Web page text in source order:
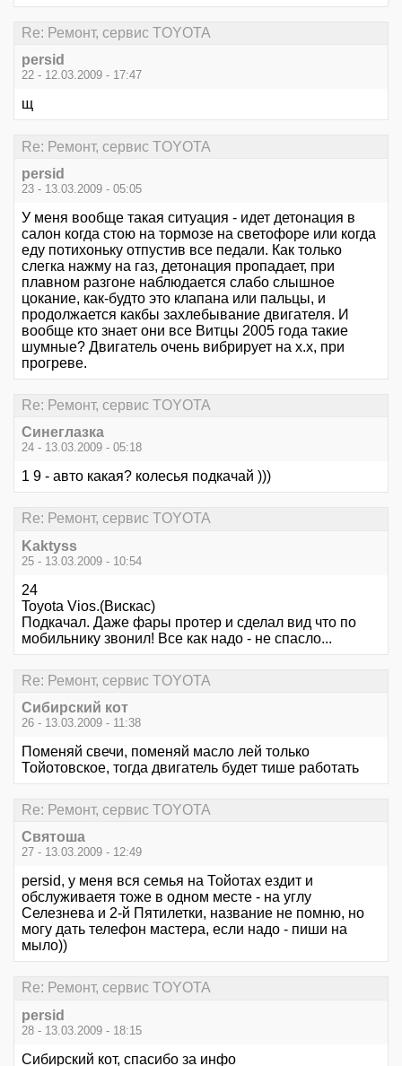
Re: Ремонт, сервис TOYOTA
persid
22 - 12.03.2009 - 17:47
щ
Re: Ремонт, сервис TOYOTA
persid
23 - 13.03.2009 - 05:05
У меня вообще такая ситуация - идет детонация в
салон когда стою на тормозе на светофоре или когда
еду потихоньку отпустив все педали. Как только
слегка нажму на газ, детонация пропадает, при
плавном разгоне наблюдается слабо слышное
цокание, как-будто это клапана или пальцы, и
продолжается какбы захлебывание двигателя. И
вообще кто знает они все Витцы 2005 года такие
шумные? Двигатель очень вибрирует на х.х, при
прогреве.
Re: Ремонт, сервис TOYOTA
Синеглазка
24 - 13.03.2009 - 05:18
1 9 - авто какая? колесья подкачай )))
Re: Ремонт, сервис TOYOTA
Kaktyss
25 - 13.03.2009 - 10:54
24
Toyota Vios.(Вискас)
Подкачал. Даже фары протер и сделал вид что по
мобильнику звонил! Все как надо - не спасло...
Re: Ремонт, сервис TOYOTA
Сибирский кот
26 - 13.03.2009 - 11:38
Поменяй свечи, поменяй масло лей только
Тойотовское, тогда двигатель будет тише работать
Re: Ремонт, сервис TOYOTA
Святоша
27 - 13.03.2009 - 12:49
persid, у меня вся семья на Тойотах ездит и
обслуживаетя тоже в одном месте - на углу
Селезнева и 2-й Пятилетки, название не помню, но
могу дать телефон мастера, если надо - пиши на
мыло))
Re: Ремонт, сервис TOYOTA
persid
28 - 13.03.2009 - 18:15
Сибирский кот, спасибо за инфо